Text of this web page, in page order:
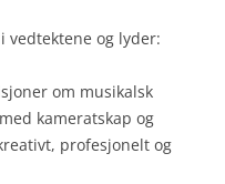
vedtektene og lyder:
om musikalsk
kameratskap og
profesjonelt og